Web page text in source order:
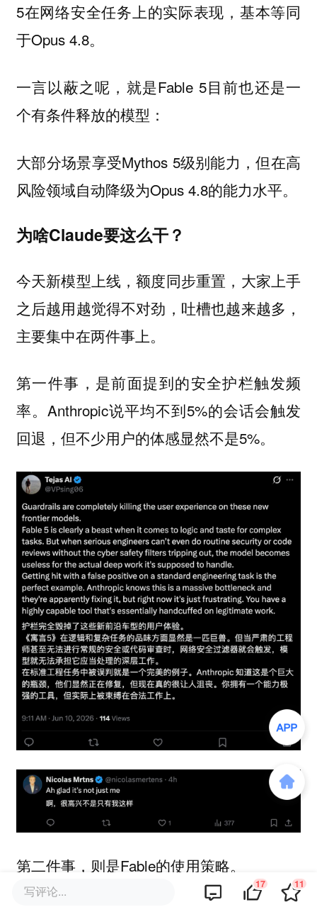
5在网络安全任务上的实际表现，基本等同
于Opus 4.8。
一言以蔽之呢，就是Fable 5目前也还是一
个有条件释放的模型：
大部分场景享受Mythos 5级别能力，但在高
风险领域自动降级为Opus 4.8的能力水平。
为啥Claude要这么干？
今天新模型上线，额度同步重置，大家上手
之后越用越觉得不对劲，吐槽也越来越多，
主要集中在两件事上。
第一件事，是前面提到的安全护栏触发频
率。Anthropic说平均不到5%的会话会触发
回退，但不少用户的体感显然不是5%。
第二件事，则是Fable的使用策略。
写评论... 17 11